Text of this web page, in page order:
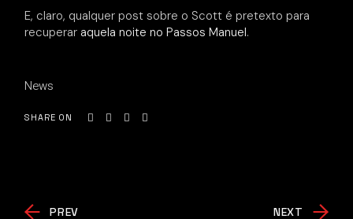
E, claro, qualquer post sobre o Scott é pretexto para
recuperar aquela noite no Passos Manuel.
News
SHARE ON
PREV NEXT